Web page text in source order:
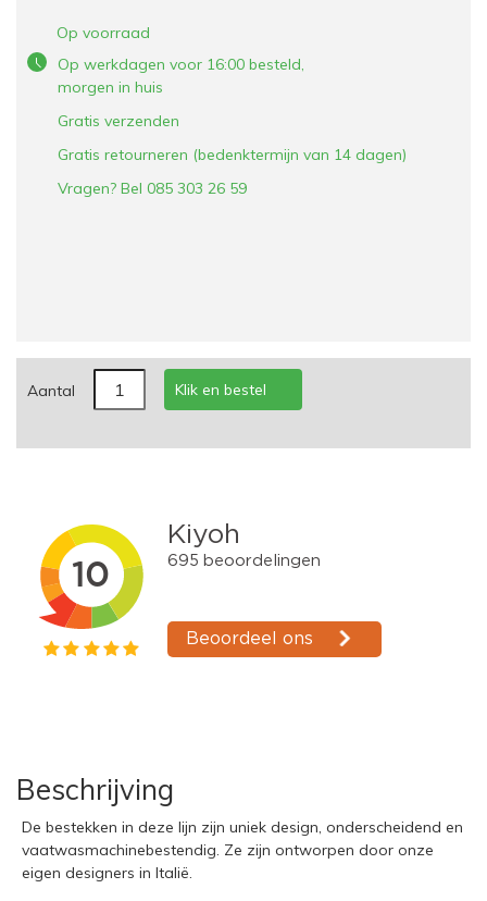
Op voorraad
Op werkdagen voor 16:00 besteld,
morgen in huis
Gratis verzenden
Gratis retourneren (bedenktermijn van 14 dagen)
Vragen? Bel 085 303 26 59
Aantal Klik en bestel
Beschrijving
De bestekken in deze lijn zijn uniek design, onderscheidend en
vaatwasmachinebestendig. Ze zijn ontworpen door onze
eigen designers in Italië.